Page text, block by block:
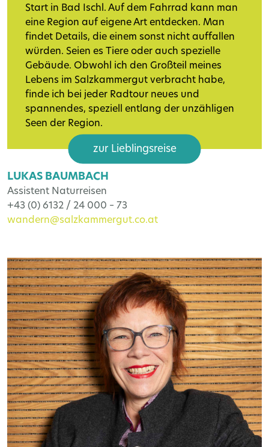
Start in Bad Ischl. Auf dem Fahrrad kann man
eine Region auf eigene Art entdecken. Man
findet Details, die einem sonst nicht auffallen
würden. Seien es Tiere oder auch spezielle
Gebäude. Obwohl ich den Großteil meines
Lebens im Salzkammergut verbracht habe,
finde ich bei jeder Radtour neues und
spannendes, speziell entlang der unzähligen
Seen der Region.
zur Lieblingsreise
LUKAS BAUMBACH
Assistent Naturreisen
+43 (0) 6132 / 24 000 – 73
wandern@salzkammergut.co.at